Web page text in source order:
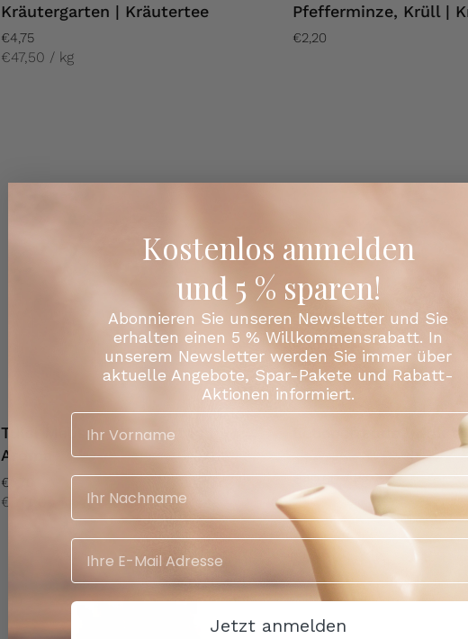
Kräutergarten | Kräutertee
€4,75
€47,50 / kg
Pfefferminze, Krüll |
€2,20
Tulsi Melissa | Kräutertee |
Aroma
€5,70
€57,00 / kg
Lebensfreude |
ab €2,80
€49,50 / kg
Kostenlos anmelden
und 5 % sparen!
Abonnieren Sie unseren Newsletter und Sie
erhalten einen 5 % Willkommensrabatt. In
unserem Newsletter werden Sie immer über
aktuelle Angebote, Spar-Pakete und Rabatt-
Aktionen informiert.
Jetzt anmelden